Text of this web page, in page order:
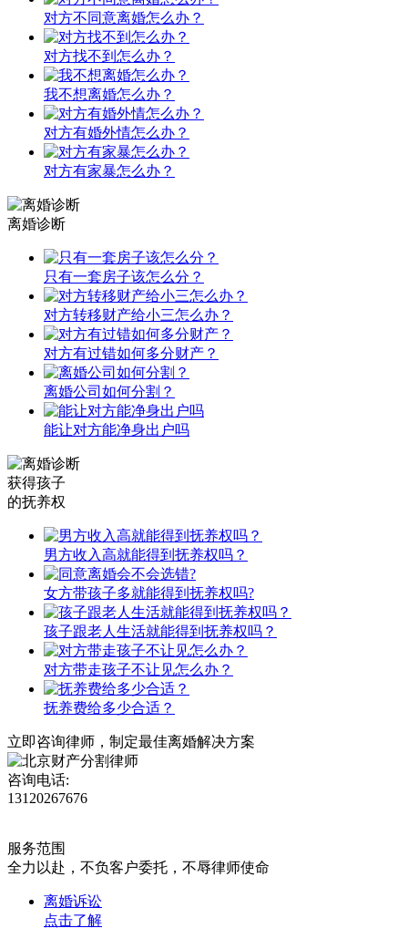
对方不同意离婚怎么办？
对方找不到怎么办？
我不想离婚怎么办？
对方有婚外情怎么办？
对方有家暴怎么办？
离婚诊断
只有一套房子该怎么分？
对方转移财产给小三怎么办？
对方有过错如何多分财产？
离婚公司如何分割？
能让对方能净身出户吗
获得孩子
的抚养权
男方收入高就能得到抚养权吗？
女方带孩子多就能得到抚养权吗?
孩子跟老人生活就能得到抚养权吗？
对方带走孩子不让见怎么办？
抚养费给多少合适？
立即咨询律师， 制定最佳离婚解决方案
咨询电话:
13120267676
服务范围
全力以赴，不负客户委托，不辱律师使命
离婚诉讼
点击了解